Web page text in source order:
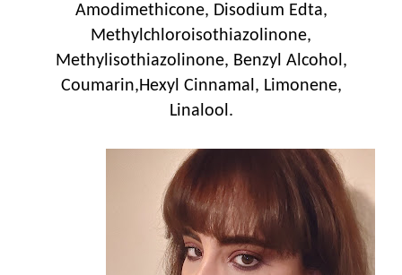
Amodimethicone, Disodium Edta,
Methylchloroisothiazolinone,
Methylisothiazolinone, Benzyl Alcohol,
Coumarin,Hexyl Cinnamal, Limonene,
Linalool.